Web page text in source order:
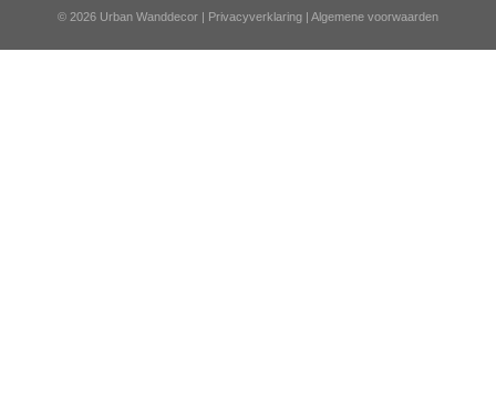
© 2026 Urban Wanddecor | Privacyverklaring | Algemene voorwaarden